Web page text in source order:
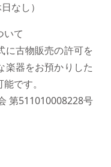
なし）
いて
に古物販売の許可を
楽器をお預かりした
です。
第511010008228号